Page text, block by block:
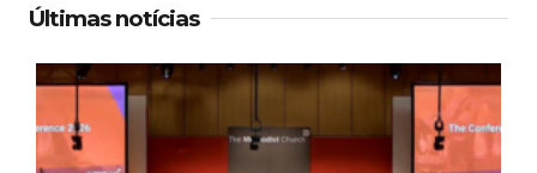
Últimas notícias